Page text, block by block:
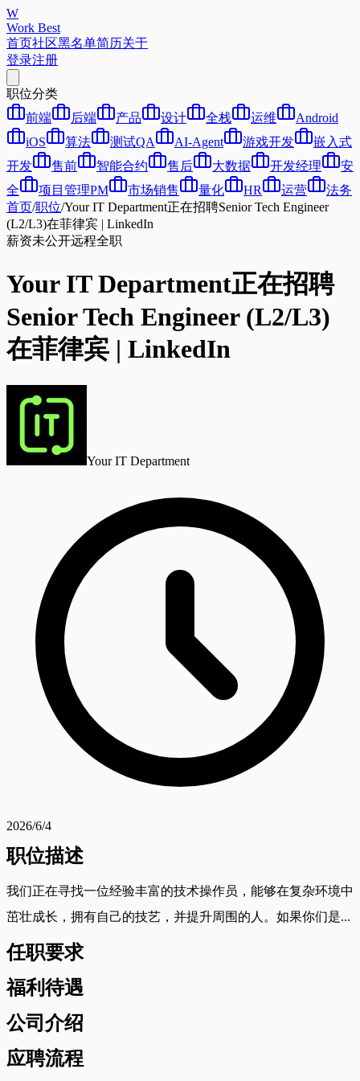
W
Work Best
首页社区黑名单简历关于
登录注册
职位分类
前端
后端 产品 设计 全栈 运维
Android
iOS
算法 测试QA AI-Agent 游戏开发
嵌入式
开发
售前 智能合约 售后 大数据 开发经理
安
全
项目管理PM 市场销售 量化 HR 运营
法务
首页/职位/Your IT Department正在招聘Senior Tech Engineer
(L2/L3)在菲律宾 | LinkedIn
薪资未公开远程全职
Your IT Department正在招聘
Senior Tech Engineer (L2/L3)
在菲律宾 | LinkedIn
Your IT Department
2026/6/4
职位描述
我们正在寻找一位经验丰富的技术操作员，能够在复杂环境中
茁壮成长，拥有自己的技艺，并提升周围的人。如果你们是...
任职要求
福利待遇
公司介绍
应聘流程